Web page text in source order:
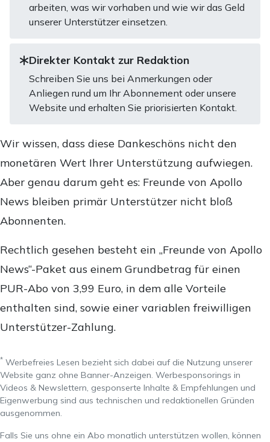
arbeiten, was wir vorhaben und wie wir das Geld
unserer Unterstützer einsetzen.
Direkter Kontakt zur Redaktion
Schreiben Sie uns bei Anmerkungen oder
Anliegen rund um Ihr Abonnement oder unsere
Website und erhalten Sie priorisierten Kontakt.
Wir wissen, dass diese Dankeschöns nicht den
monetären Wert Ihrer Unterstützung aufwiegen.
Aber genau darum geht es: Freunde von Apollo
News bleiben primär Unterstützer nicht bloß
Abonnenten.
Rechtlich gesehen besteht ein „Freunde von Apollo
News“-Paket aus einem Grundbetrag für einen
PUR-Abo von 3,99 Euro, in dem alle Vorteile
enthalten sind, sowie einer variablen freiwilligen
Unterstützer-Zahlung.
* Werbefreies Lesen bezieht sich dabei auf die Nutzung unserer
Website ganz ohne Banner-Anzeigen. Werbesponsorings in
Videos & Newslettern, gesponserte Inhalte & Empfehlungen und
Eigenwerbung sind aus technischen und redaktionellen Gründen
ausgenommen.
Falls Sie uns ohne ein Abo monatlich unterstützen wollen, können